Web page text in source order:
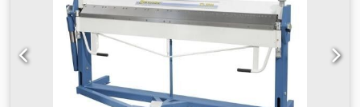
libres para trabajar la pieza Codpfx Asct Rzbjqqjrf -
Plegadora manual para tareas de doblado estándar -
Mordaza superior segmentada para una gran variedad de
posibilidades de doblado - Óptima relación calidad-precio
- Proceso de doblado rápido y sencillo mediante el mango
de la palanca - Revestimiento de goma antideslizante en el